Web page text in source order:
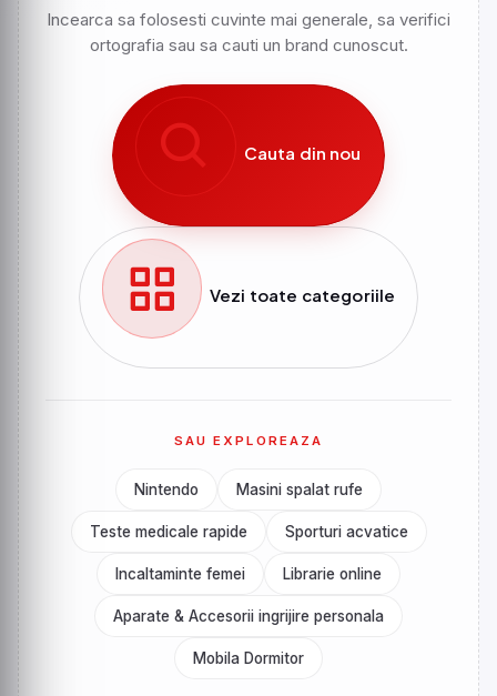
Incearca sa folosesti cuvinte mai generale, sa verifici
ortografia sau sa cauti un brand cunoscut.
Cauta din nou
Vezi toate categoriile
SAU EXPLOREAZA
Nintendo Masini spalat rufe
Teste medicale rapide Sporturi acvatice
Incaltaminte femei Librarie online
Aparate & Accesorii ingrijire personala
Mobila Dormitor